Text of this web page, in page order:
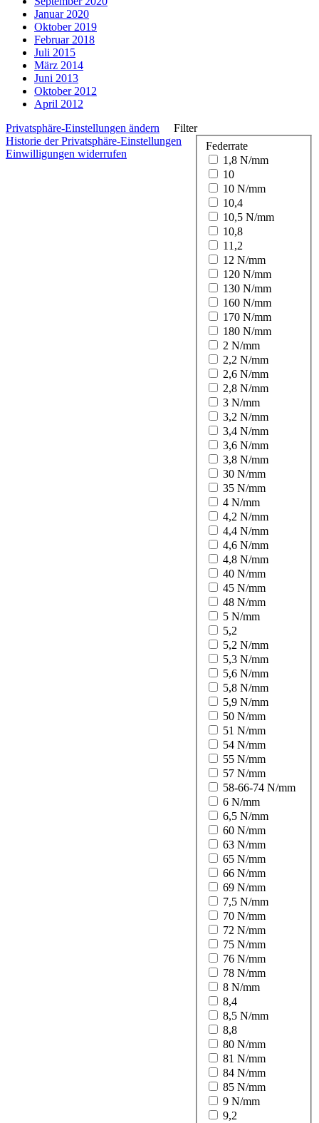
Januar 2020
Oktober 2019
Februar 2018
Juli 2015
März 2014
Juni 2013
Oktober 2012
April 2012
Privatsphäre-Einstellungen ändern
Historie der Privatsphäre-Einstellungen
Einwilligungen widerrufen
Filter
Federrate
1,8 N/mm
10
10 N/mm
10,4
10,5 N/mm
10,8
11,2
12 N/mm
120 N/mm
130 N/mm
160 N/mm
170 N/mm
180 N/mm
2 N/mm
2,2 N/mm
2,6 N/mm
2,8 N/mm
3 N/mm
3,2 N/mm
3,4 N/mm
3,6 N/mm
3,8 N/mm
30 N/mm
35 N/mm
4 N/mm
4,2 N/mm
4,4 N/mm
4,6 N/mm
4,8 N/mm
40 N/mm
45 N/mm
48 N/mm
5 N/mm
5,2
5,2 N/mm
5,3 N/mm
5,6 N/mm
5,8 N/mm
5,9 N/mm
50 N/mm
51 N/mm
54 N/mm
55 N/mm
57 N/mm
58-66-74 N/mm
6 N/mm
6,5 N/mm
60 N/mm
63 N/mm
65 N/mm
66 N/mm
69 N/mm
7,5 N/mm
70 N/mm
72 N/mm
75 N/mm
76 N/mm
78 N/mm
8 N/mm
8,4
8,5 N/mm
8,8
80 N/mm
81 N/mm
84 N/mm
85 N/mm
9 N/mm
9,2